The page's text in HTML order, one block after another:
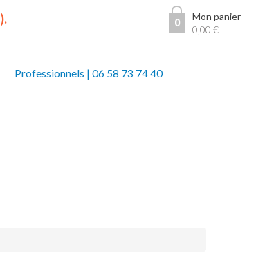
0
Mon panier
0,00€
).
Professionnels | 06 58 73 74 40